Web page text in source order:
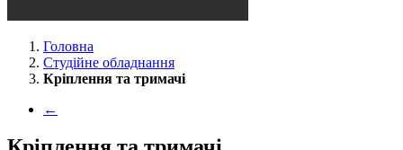
Головна
Студійне обладнання
Кріплення та тримачі
←